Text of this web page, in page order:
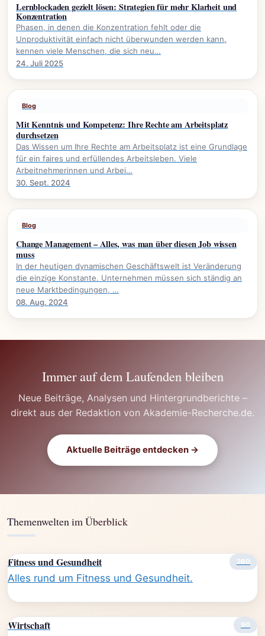
Lernblockaden gezielt lösen: Strategien für mehr Klarheit und
Konzentration
Phasen, in denen die Konzentration fehlt oder die
Unproduktivität einfach nicht überwunden werden kann,
kennen viele Menschen, die sich neu…
24. Juli 2025
Blog
Mit Kenntnis und Kompetenz: Ihre Rechte am Arbeitsplatz
durchsetzen
Das Wissen um Ihre Rechte am Arbeitsplatz ist eine Grundlage
für ein faires und erfüllendes Arbeitsleben. Viele
Arbeitnehmerinnen und Arbei…
30. Sept. 2024
Blog
Change Management – Alles, was man über diesen Job wissen
muss
In der heutigen dynamischen Geschäftswelt ist Veränderung
die einzige Konstante. Unternehmen müssen sich ständig an
neue Marktbedingungen, …
08. Aug. 2024
Immer auf dem Laufenden bleiben
Neue Beiträge, Analysen und Hintergrundberichte –
direkt aus der Redaktion von Akademie-Recherche.de.
Aktuelle Beiträge entdecken →
Themenwelten im Überblick
Fitness und Gesundheit 260
Alles rund um Fitness und Gesundheit.
Wirtschaft 90